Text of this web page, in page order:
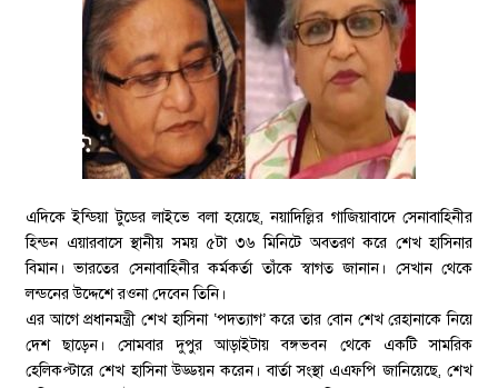
এদিকে ইন্ডিয়া টুডের লাইভে বলা হয়েছে, নয়াদিল্লির গাজিয়াবাদে সেনাবাহিনীর
হিন্ডন এয়ারবাসে স্থানীয় সময় ৫টা ৩৬ মিনিটে অবতরণ করে শেখ হাসিনার
বিমান। ভারতের সেনাবাহিনীর কর্মকর্তা তাঁকে স্বাগত জানান। সেখান থেকে
লন্ডনের উদ্দেশে রওনা দেবেন তিনি।
এর আগে প্রধানমন্ত্রী শেখ হাসিনা ‘পদত্যাগ’ করে তার বোন শেখ রেহানাকে নিয়ে
দেশ ছাড়েন। সোমবার দুপুর আড়াইটায় বঙ্গভবন থেকে একটি সামরিক
হেলিকপ্টারে শেখ হাসিনা উড্ডয়ন করেন। বার্তা সংস্থা এএফপি জানিয়েছে, শেখ